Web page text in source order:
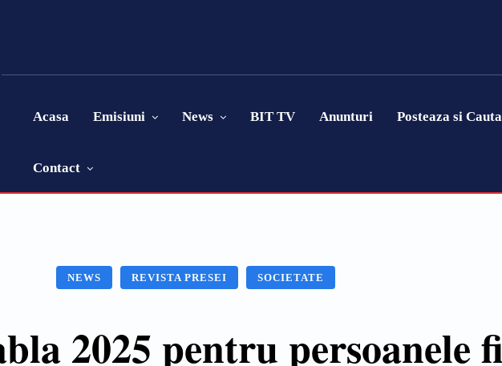
Acasa Emisiuni News BIT TV Anunturi Posteaza si
Contact
NEWS REVISTA PRESEI SOCIETATE
2025 pentru persoanele